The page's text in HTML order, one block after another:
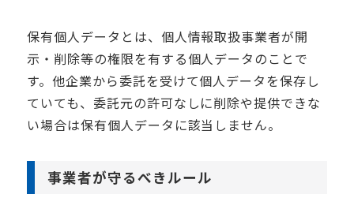
保有個人データとは、個人情報取扱事業者が開
示・削除等の権限を有する個人データのことで
す。他企業から委託を受けて個人データを保存し
ていても、委託元の許可なしに削除や提供できな
い場合は保有個人データに該当しません。
事業者が守るべきルール